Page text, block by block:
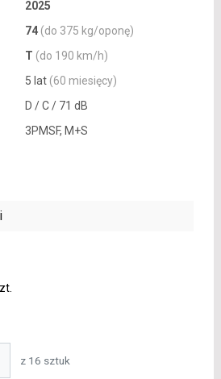
2025
74 (do 375 kg/oponę)
T (do 190 km/h)
5 lat (60 miesięcy)
D / C / 71 dB
3PMSF, M+S
z 16 sztuk